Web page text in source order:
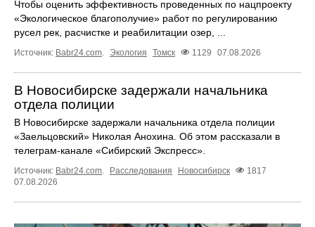
Чтобы оценить эффективность проведенных по нацпроекту
«Экологическое благополучие» работ по регулированию
русел рек, расчистке и реабилитации озер, ...
Источник: Babr24.com. Экология Томск 1129 07.08.2026
В Новосибирске задержали начальника
отдела полиции
В Новосибирске задержали начальника отдела полиции
«Заельцовский» Николая Анохина. Об этом рассказали в
телеграм-канале «Сибирский Экспресс».
Источник: Babr24.com. Расследования Новосибирск
1817
07.08.2026